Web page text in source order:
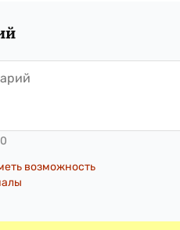
возможность